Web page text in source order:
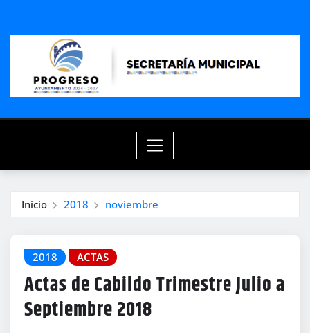
contenido
Inicio 2018 noviembre
2018 ACTAS
Actas de Cabildo Trimestre Julio a
Septiembre 2018